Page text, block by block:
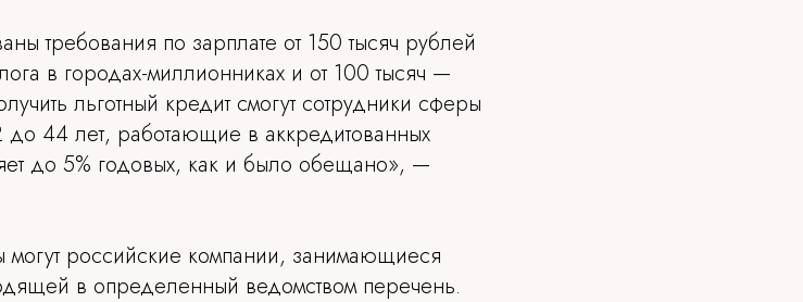
требования по зарплате от 150 тысяч рублей
в городах-миллионниках и от 100 тысяч —
льготный кредит смогут сотрудники сферы
до 44 лет, работающие в аккредитованных
до 5% годовых, как и было обещано», —
российские компании, занимающиеся
в определенный ведомством перечень.